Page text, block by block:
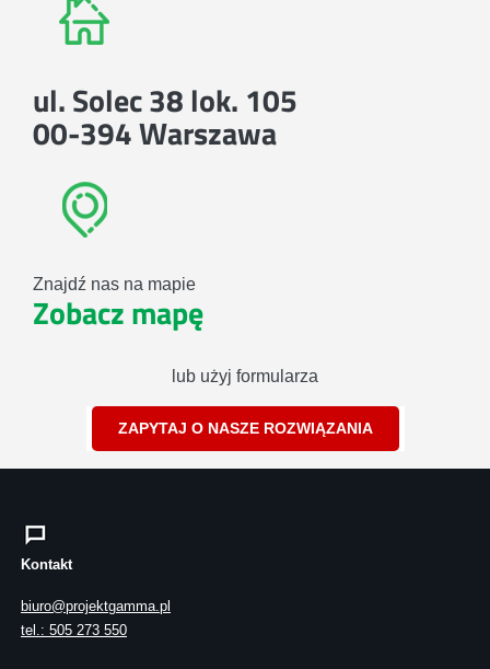
ul. Solec 38 lok. 105
00-394 Warszawa
Znajdź nas na mapie
Zobacz mapę
lub użyj formularza
ZAPYTAJ O NASZE ROZWIĄZANIA
Kontakt
biuro@projektgamma.pl
tel.: 505 273 550